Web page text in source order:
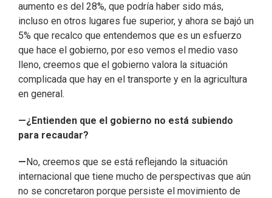
aumento es del 28%, que podría haber sido más,
incluso en otros lugares fue superior, y ahora se bajó un
5% que recalco que entendemos que es un esfuerzo
que hace el gobierno, por eso vemos el medio vaso
lleno, creemos que el gobierno valora la situación
complicada que hay en el transporte y en la agricultura
en general.
—¿Entienden que el gobierno no está subiendo
para recaudar?
— No, creemos que se está reflejando la situación
internacional que tiene mucho de perspectivas que aún
no se concretaron porque persiste el movimiento de